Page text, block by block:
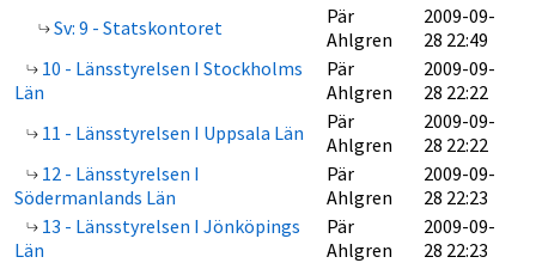
Sv: 9 - Statskontoret
Pär
Ahlgren
2009-09-
28 22:49
10 - Länsstyrelsen I Stockholms
Län
Pär
Ahlgren
2009-09-
28 22:22
11 - Länsstyrelsen I Uppsala Län
Pär
Ahlgren
2009-09-
28 22:22
12 - Länsstyrelsen I
Södermanlands Län
Pär
Ahlgren
2009-09-
28 22:23
13 - Länsstyrelsen I Jönköpings
Län
Pär
Ahlgren
2009-09-
28 22:23